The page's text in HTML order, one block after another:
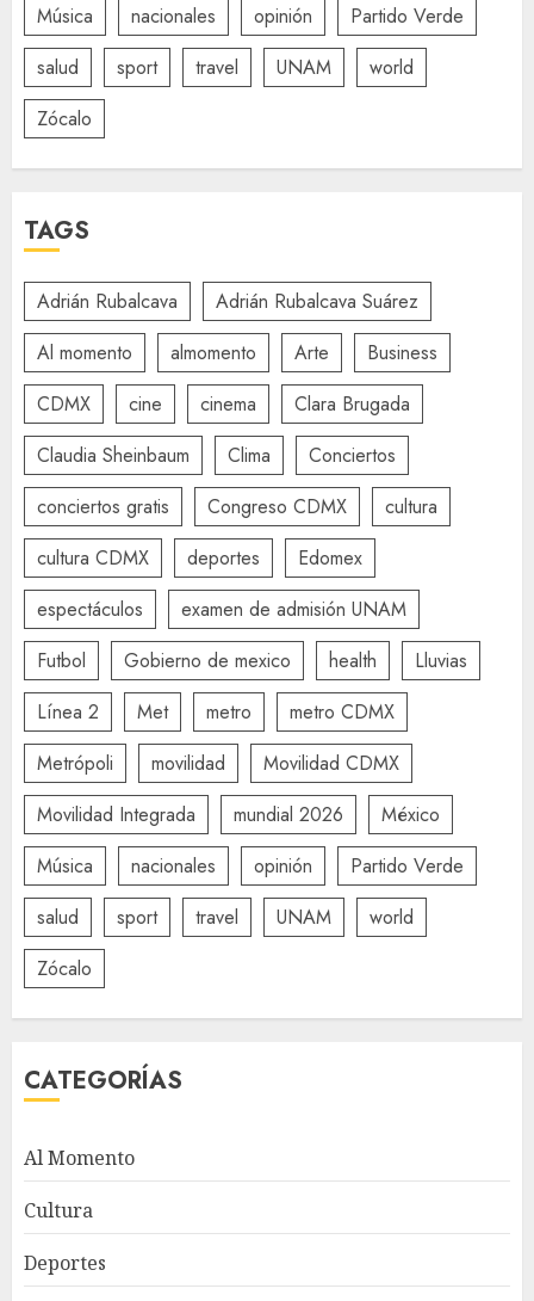
Música
nacionales opinión
Partido Verde
salud
sport travel UNAM
world
Zócalo
TAGS
Adrián Rubalcava
Adrián Rubalcava Suárez
Al momento
almomento Arte
Business
CDMX
cine cinema
Clara Brugada
Claudia Sheinbaum
Clima
Conciertos
conciertos gratis
Congreso CDMX
cultura
cultura CDMX
deportes
Edomex
espectáculos
examen de admisión UNAM
Futbol
Gobierno de mexico health
Lluvias
Línea 2
Met metro
metro CDMX
Metrópoli
movilidad
Movilidad CDMX
Movilidad Integrada
mundial 2026
México
Música
nacionales opinión
Partido Verde
salud
sport travel UNAM
world
Zócalo
CATEGORÍAS
Al Momento
Cultura
Deportes